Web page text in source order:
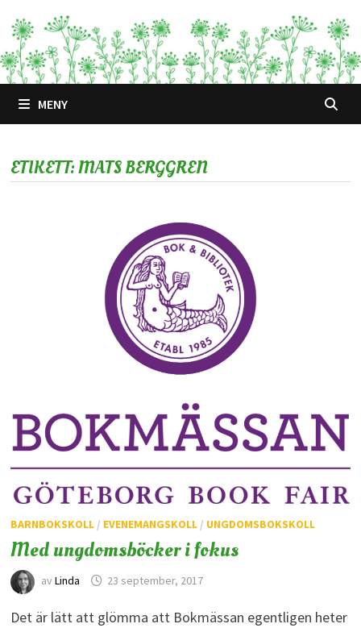
till
innehåll
MENY
ETIKETT:MATS BERGGREN
BARNBOKSKOLL/ EVENEMANGSKOLL/ UNGDOMSBOKSKOLL
Med ungdomsböcker i fokus
av Linda 23 september, 2017
Det är lätt att glömma att Bokmässan egentligen heter